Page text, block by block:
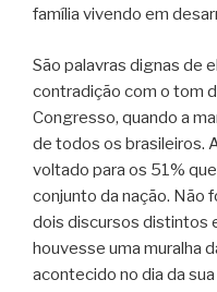
família vivendo em
São palavras dignas de
contradição com o tom
Congresso, quando a
de todos os brasileiros.
voltado para os 51%
conjunto da nação. Não
dois discursos distintos
houvesse uma muralha
acontecido no dia da